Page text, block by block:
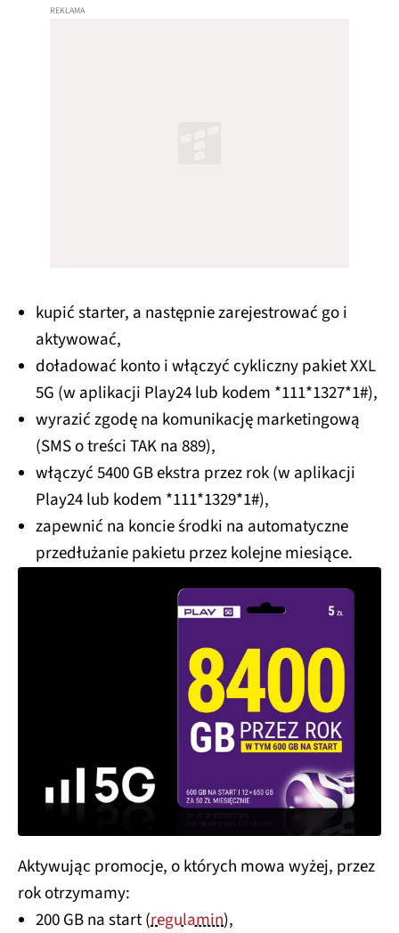
kupić starter, a następnie zarejestrować go i
aktywować,
doładować konto i włączyć cykliczny pakiet XXL
5G (w aplikacji Play24 lub kodem *111*1327*1#),
wyrazić zgodę na komunikację marketingową
(SMS o treści TAK na 889),
włączyć 5400 GB ekstra przez rok (w aplikacji
Play24 lub kodem *111*1329*1#),
zapewnić na koncie środki na automatyczne
przedłużanie pakietu przez kolejne miesiące.
Aktywując promocje, o których mowa wyżej, przez
rok otrzymamy:
200 GB na start (regulamin),